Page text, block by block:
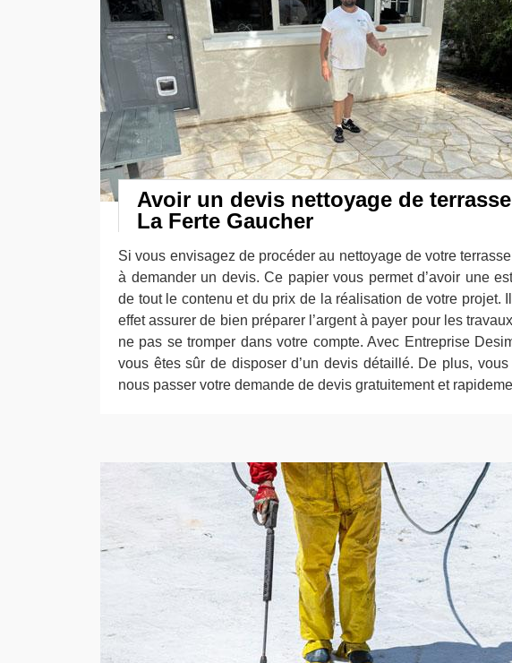
Avoir un devis nettoyage de
La Ferte Gaucher
Si vous envisagez de procéder au nettoyage de votre
à demander un devis. Ce papier vous permet d’avoir une
de tout le contenu et du prix de la réalisation de votre projet.
effet assurer de bien préparer l’argent à payer pour les
ne pas se tromper dans votre compte. Avec Entreprise
vous êtes sûr de disposer d’un devis détaillé. De plus, vous
nous passer votre demande de devis gratuitement et